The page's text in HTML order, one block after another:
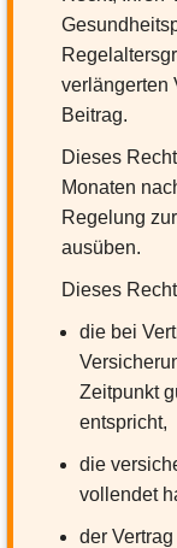
verlängerten
Beitrag.
Dieses
Monaten
Regelung
ausüben.
Dieses
die bei
Zeitpunkt
entspricht,
die
vollendet
der